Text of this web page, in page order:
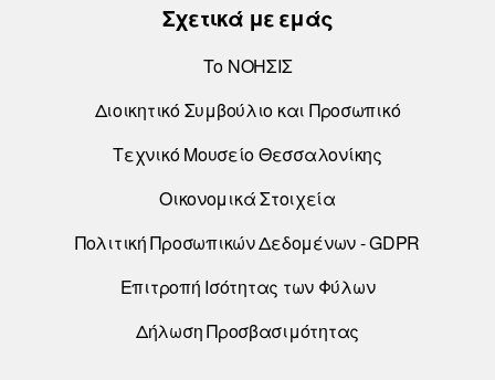
Σχετικά με εμάς
Το ΝΟΗΣΙΣ
Διοικητικό Συμβούλιο και Προσωπικό
Τεχνικό Μουσείο Θεσσαλονίκης
Οικονομικά Στοιχεία
Πολιτική Προσωπικών Δεδομένων - GDPR
Επιτροπή Ισότητας των Φύλων
Δήλωση Προσβασιμότητας